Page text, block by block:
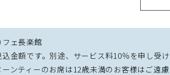
ェ長楽館
金額です。別途、サービス料10％を申し受け
ンティーのお席は12歳未満のお客様はご遠